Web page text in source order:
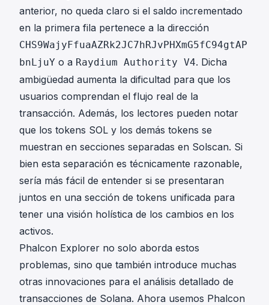
anterior, no queda claro si el saldo incrementado
en la primera fila pertenece a la dirección
CHS9WajyFfuaAZRk2JC7hRJvPHXmG5fC94gtAP
bnLjuY o a Raydium Authority V4. Dicha
ambigüedad aumenta la dificultad para que los
usuarios comprendan el flujo real de la
transacción. Además, los lectores pueden notar
que los tokens SOL y los demás tokens se
muestran en secciones separadas en Solscan. Si
bien esta separación es técnicamente razonable,
sería más fácil de entender si se presentaran
juntos en una sección de tokens unificada para
tener una visión holística de los cambios en los
activos.
Phalcon Explorer no solo aborda estos
problemas, sino que también introduce muchas
otras innovaciones para el análisis detallado de
transacciones de Solana. Ahora usemos Phalcon